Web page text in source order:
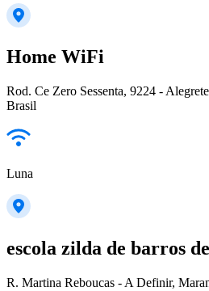
Home WiFi
Rod. Ce Zero Sessenta, 9224 -
Brasil
Luna
escola zilda de barros
R. Martina Reboucas - A Definir,